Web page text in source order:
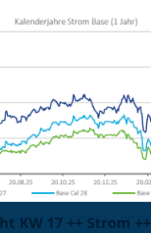
KW 17 ++ Strom ++